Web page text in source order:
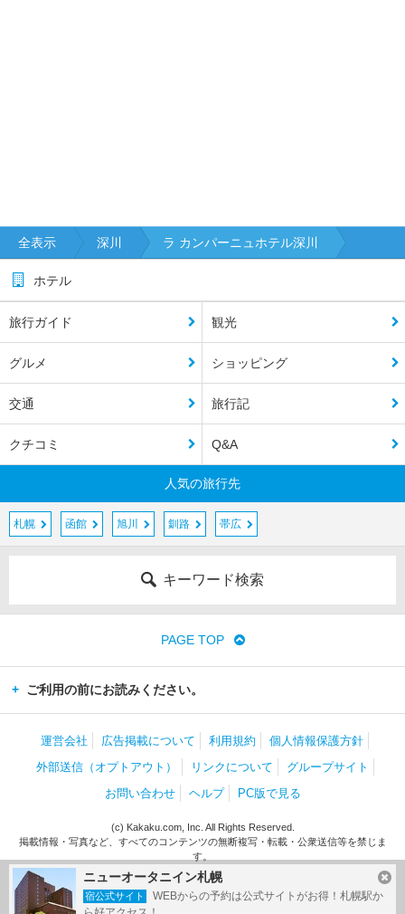
ニューオータニイン札幌
宿公式サイト
WEBからの予約は公式サイトがお得！札幌駅か
全表示 深川 ラ カンパーニュホテル深川
ホテル
旅行ガイド 観光
グルメ ショッピング
交通 旅行記
クチコミ Q&A
人気の旅行先
札幌 函館 旭川 釧路 帯広
キーワード検索
PAGE TOP
ご利用の前にお読みください。
運営会社 広告掲載について 利用規約
個人情報保護方針
外部送信（オプトアウト）
リンクについて
グループサイト
お問い合わせ
ヘルプ PC版で見る
(c) Kakaku.com, Inc. All Rights Reserved.
掲載情報・写真など、すべてのコンテンツの無断複写・転載・公衆送信等を禁じま
す。